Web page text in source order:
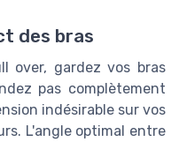
des bras
over, gardez vos bras
pas complètement
indésirable sur vos
L'angle optimal entre